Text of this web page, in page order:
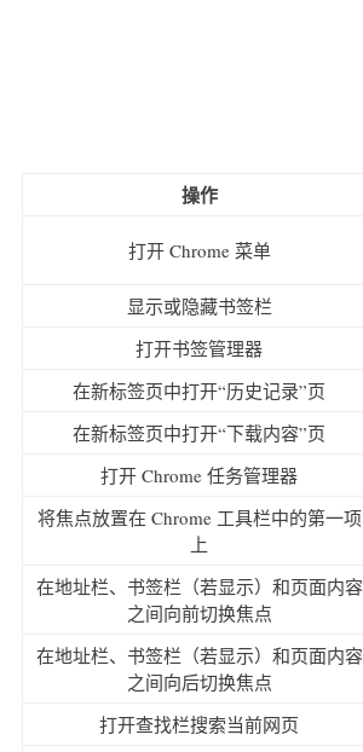
操作
打开 Chrome 菜单
显示或隐藏书签栏
打开书签管理器
在新标签页中打开“历史记录”页
在新标签页中打开“下载内容”页
打开 Chrome 任务管理器
将焦点放置在 Chrome 工具栏中的第一项
上
在地址栏、书签栏（若显示）和页面内容
之间向前切换焦点
在地址栏、书签栏（若显示）和页面内容
之间向后切换焦点
打开查找栏搜索当前网页